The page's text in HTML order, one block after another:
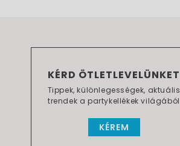
KÉRD ÖTLETLEVELÜNKET
Tippek, különlegességek, aktuális
trendek a partykellékek világából
KÉREM